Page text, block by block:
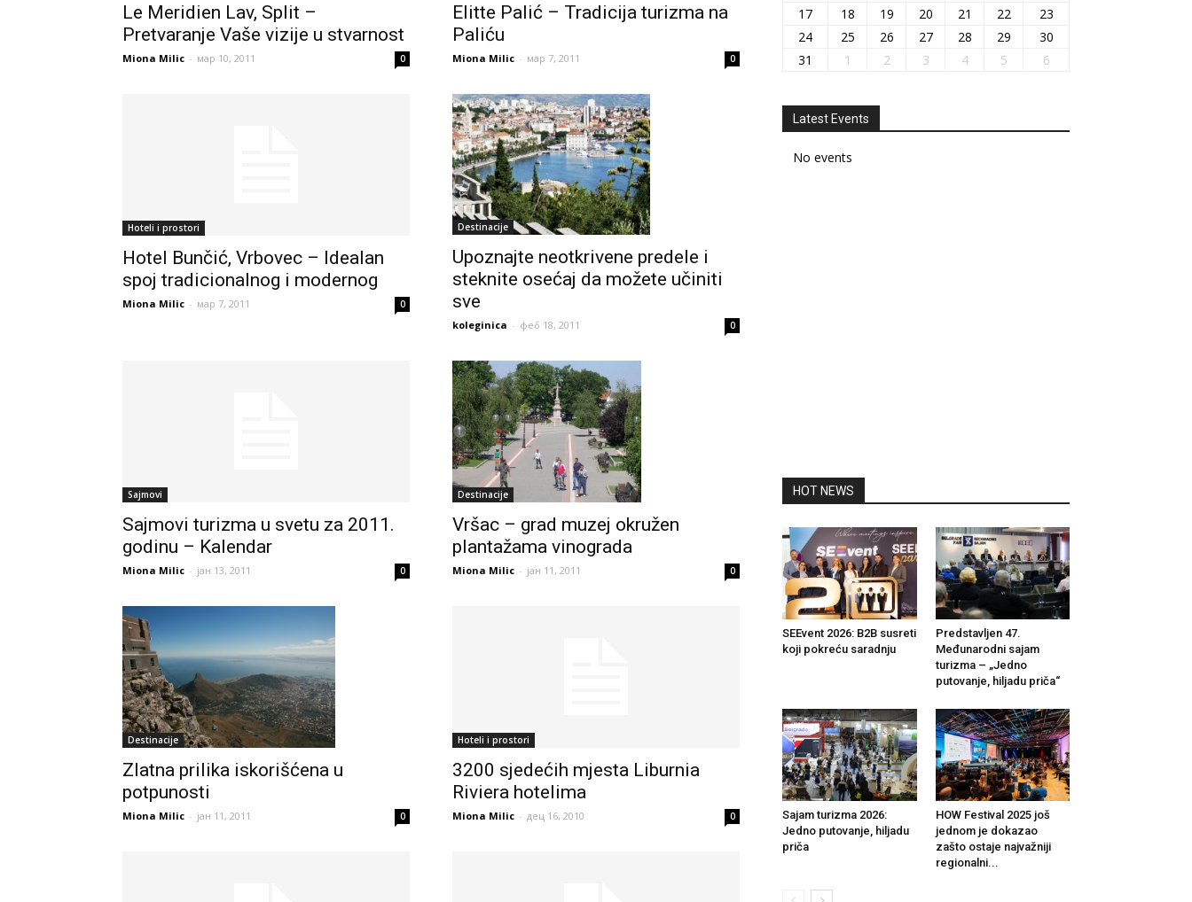
Le Meridien Lav, Split –
Pretvaranje Vaše vizije u stvarnost
Miona Milic - мар 10, 2011 0
Elitte Palić – Tradicija turizma na
Paliću
Miona Milic - мар 7, 2011 0
Hoteli i prostori
Hotel Bunčić, Vrbovec – Idealan
spoj tradicionalnog i modernog
Miona Milic - мар 7, 2011 0
Destinacije
Upoznajte neotkrivene predele i
steknite osećaj da možete učiniti
sve
koleginica - феб 18, 2011 0
Sajmovi
Sajmovi turizma u svetu za 2011.
godinu – Kalendar
Miona Milic - јан 13, 2011 0
Destinacije
Vršac – grad muzej okružen
plantažama vinograda
Miona Milic - јан 11, 2011 0
Destinacije
Zlatna prilika iskorišćena u
potpunosti
Miona Milic - јан 11, 2011 0
Hoteli i prostori
3200 sjedećih mjesta Liburnia
Riviera hotelima
Miona Milic - дец 16, 2010 0
17
18 19 20 21 22
23
24
25 26 27 28 29
30
31
1 2 3 4 5 6
Latest Events
No events
HOT NEWS
SEEvent 2026: B2B susreti
koji pokreću saradnju
Predstavljen 47.
Međunarodni sajam
turizma – „Jedno
putovanje, hiljadu priča“
Sajam turizma 2026:
Jedno putovanje, hiljadu
priča
HOW Festival 2025 još
jednom je dokazao
zašto ostaje najvažniji
regionalni...